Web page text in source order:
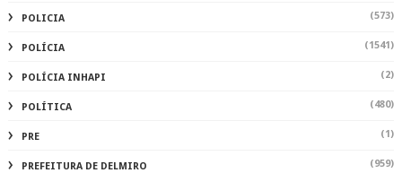
POLICIA (573)
POLÍCIA (1541)
POLÍCIA INHAPI (2)
POLÍTICA (480)
PRE (1)
PREFEITURA DE DELMIRO (959)